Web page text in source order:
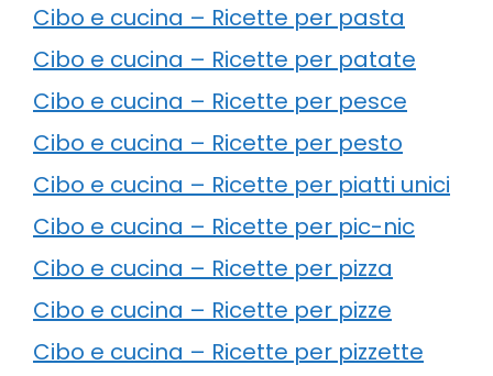
Cibo e cucina – Ricette per pasta
Cibo e cucina – Ricette per patate
Cibo e cucina – Ricette per pesce
Cibo e cucina – Ricette per pesto
Cibo e cucina – Ricette per piatti unici
Cibo e cucina – Ricette per pic-nic
Cibo e cucina – Ricette per pizza
Cibo e cucina – Ricette per pizze
Cibo e cucina – Ricette per pizzette